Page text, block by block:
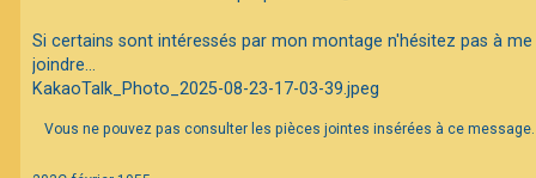
Si certains sont intéressés par mon montage n'hésitez pas à me
joindre...
KakaoTalk_Photo_2025-08-23-17-03-39.jpeg
Vous ne pouvez pas consulter les pièces jointes insérées à ce message.